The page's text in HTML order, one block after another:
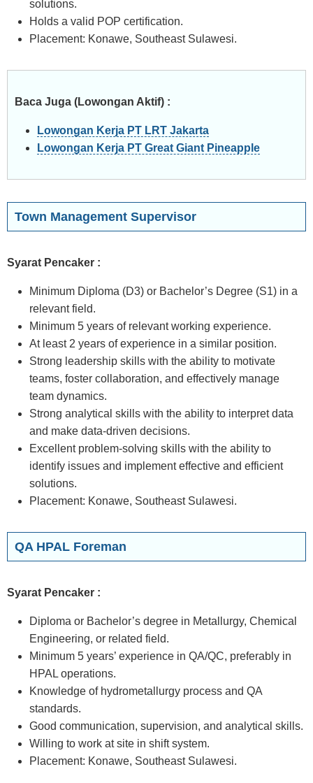
solutions.
Holds a valid POP certification.
Placement: Konawe, Southeast Sulawesi.
Baca Juga (Lowongan Aktif) :
Lowongan Kerja PT LRT Jakarta
Lowongan Kerja PT Great Giant Pineapple
Town Management Supervisor
Syarat Pencaker :
Minimum Diploma (D3) or Bachelor’s Degree (S1) in a
relevant field.
Minimum 5 years of relevant working experience.
At least 2 years of experience in a similar position.
Strong leadership skills with the ability to motivate
teams, foster collaboration, and effectively manage
team dynamics.
Strong analytical skills with the ability to interpret data
and make data-driven decisions.
Excellent problem-solving skills with the ability to
identify issues and implement effective and efficient
solutions.
Placement: Konawe, Southeast Sulawesi.
QA HPAL Foreman
Syarat Pencaker :
Diploma or Bachelor’s degree in Metallurgy, Chemical
Engineering, or related field.
Minimum 5 years’ experience in QA/QC, preferably in
HPAL operations.
Knowledge of hydrometallurgy process and QA
standards.
Good communication, supervision, and analytical skills.
Willing to work at site in shift system.
Placement: Konawe, Southeast Sulawesi.